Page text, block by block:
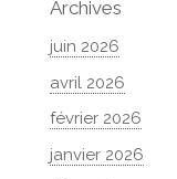
Archives
juin 2026
avril 2026
février 2026
janvier 2026